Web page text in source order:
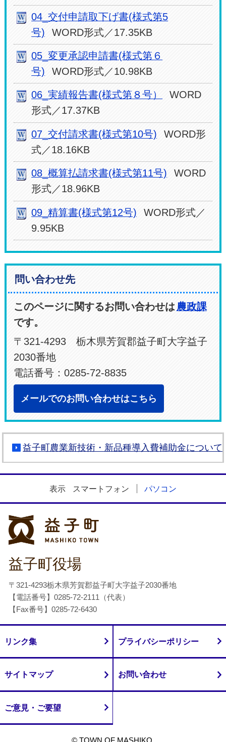
04_交付申請取下げ書(様式第5
号)
WORD形式／17.35KB
05_変更承認申請書(様式第６
号)
WORD形式／10.98KB
06_実績報告書(様式第８号）
WORD
形式／17.37KB
07_交付請求書(様式第10号)
WORD形
式／18.16KB
08_概算払請求書(様式第11号)
WORD
形式／18.96KB
09_精算書(様式第12号)
WORD形式／
9.95KB
問い合わせ先
このページに関するお問い合わせは 農政課
です。
〒321-4293 栃木県芳賀郡益子町大字益子
2030番地
電話番号：0285-72-8835
メールでのお問い合わせはこちら
益子町農業新技術・新品種導入費補助金について
表示 スマートフォン パソコン
益子町役場
〒321-4293栃木県芳賀郡益子町大字益子2030番地
【電話番号】0285-72-2111（代表）
【Fax番号】0285-72-6430
リンク集 プライバシーポリシー
サイトマップ お問い合わせ
ご意見・ご要望
© TOWN OF MASHIKO.